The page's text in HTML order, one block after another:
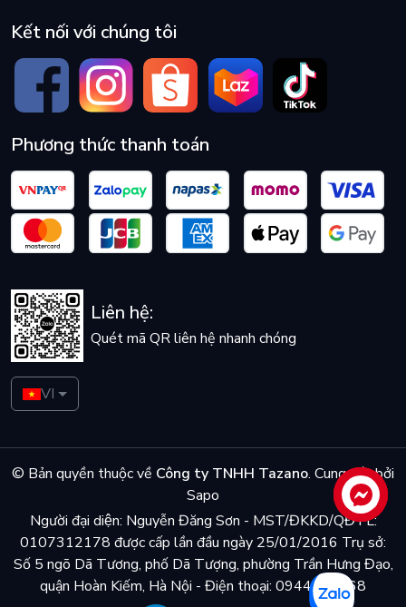
Kết nối với chúng tôi
Phương thức thanh toán
Liên hệ:
Quét mã QR liên hệ nhanh chóng
VI
© Bản quyền thuộc về Công ty TNHH Tazano. Cung cấp bởi
Sapo
Người đại diện: Nguyễn Đăng Sơn - MST/ĐKKD/QĐTL:
0107312178 được cấp lần đầu ngày 25/01/2016 Trụ sở:
Số 5 ngõ Dã Tương, phố Dã Tượng, phường Trần Hưng Đạo,
quận Hoàn Kiếm, Hà Nội - Điện thoại: 0944048868
Liên hệ